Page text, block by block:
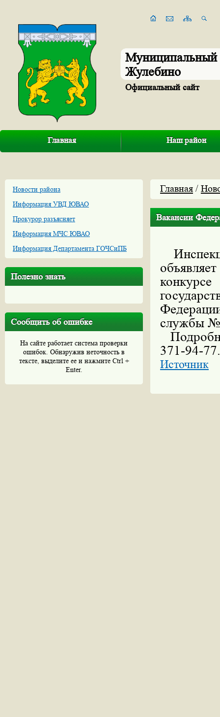
Муниципальный
Жулебино
Официальный сайт
Главная Наш район
Новости района
Информация УВД ЮВАО
Прокурор разъясняет
Информация МЧС ЮВАО
Информация Департамента ГОЧСиПБ
Полезно знать
Сообщить об ошибке
На сайте работает система проверки
ошибок. Обнаружив неточность в
тексте, выделите ее и нажмите Ctrl +
Enter.
Главная /
Вакансии
службы №
371-94-77.
Источник